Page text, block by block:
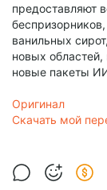
предоставляют
ванильных
новых
новые пакеты
Оригинал
Скачать мой